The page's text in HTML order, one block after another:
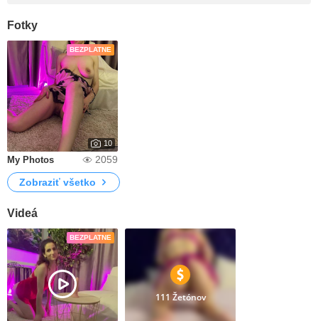
Fotky
BEZPLATNE
10
My Photos
2059
Zobraziť všetko
Videá
BEZPLATNE
111 Žetónov